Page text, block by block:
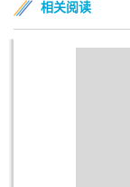
相关阅读